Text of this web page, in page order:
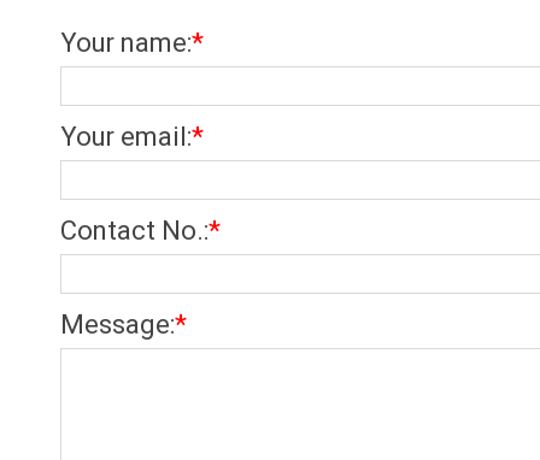
Your name:*
Your email:*
Contact No.:*
Message:*